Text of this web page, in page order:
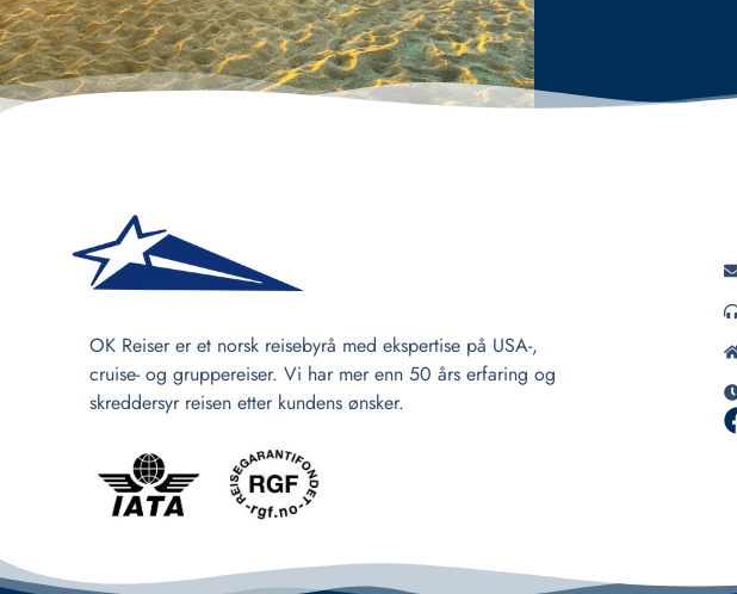
OK Reiser er et norsk reisebyrå med ekspertise på USA-,
cruise- og gruppereiser. Vi har mer enn 50 års erfaring og
skreddersyr reisen etter kundens ønsker.